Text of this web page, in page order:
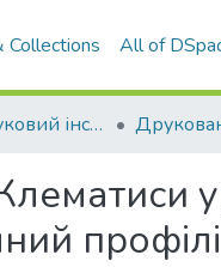
Collections All of
Навчально-науковий інститут агротехнологій, селекції та екології
профілі